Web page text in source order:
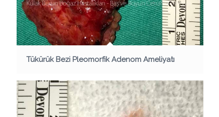
Tükürük Bezi Pleomorfik Adenom Ameliyatı